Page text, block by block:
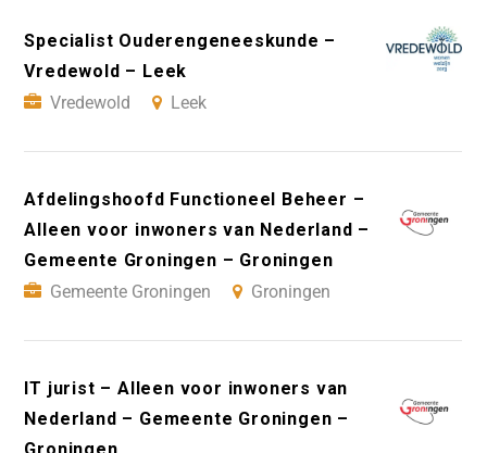
Specialist Ouderengeneeskunde –
Vredewold – Leek
Vredewold
Leek
Afdelingshoofd Functioneel Beheer –
Alleen voor inwoners van Nederland –
Gemeente Groningen – Groningen
Gemeente Groningen
Groningen
IT jurist – Alleen voor inwoners van
Nederland – Gemeente Groningen –